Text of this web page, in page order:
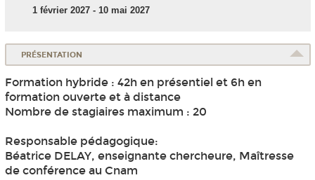
1 février 2027 - 10 mai 2027
PRÉSENTATION
Formation hybride : 42h en présentiel et 6h en
formation ouverte et à distance
Nombre de stagiaires maximum : 20
Responsable pédagogique:
Béatrice DELAY, enseignante chercheure, Maîtresse
de conférence au Cnam